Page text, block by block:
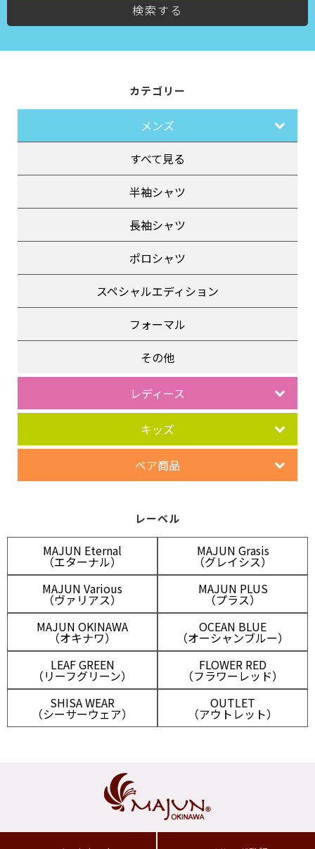
検索する
カテゴリー
メンズ
すべて見る
半袖シャツ
長袖シャツ
ポロシャツ
スペシャルエディション
フォーマル
その他
レディース
キッズ
ペア商品
レーベル
MAJUN Eternal
（エターナル）
MAJUN Grasis
（グレイシス）
MAJUN Various
（ヴァリアス）
MAJUN PLUS
（プラス）
MAJUN OKINAWA
（オキナワ）
OCEAN BLUE
（オーシャンブルー）
LEAF GREEN
（リーフグリーン）
FLOWER RED
（フラワーレッド）
SHISA WEAR
（シーサーウェア）
OUTLET
（アウトレット）